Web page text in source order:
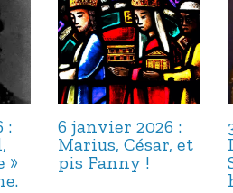
:
»
6 janvier 2026 :
Marius, César, et
pis Fanny !